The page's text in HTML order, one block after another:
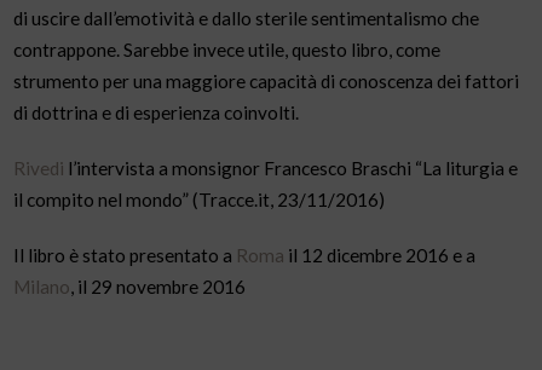
di uscire dall’emotività e dallo sterile sentimentalismo che
contrappone. Sarebbe invece utile, questo libro, come
strumento per una maggiore capacità di conoscenza dei fattori
di dottrina e di esperienza coinvolti.
Rivedi l’intervista a monsignor Francesco Braschi “La liturgia e
il compito nel mondo” (Tracce.it, 23/11/2016)
Il libro è stato presentato a Roma il 12 dicembre 2016 e a
Milano, il 29 novembre 2016